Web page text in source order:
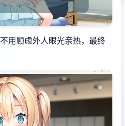
用顾虑外人眼光亲热，最终